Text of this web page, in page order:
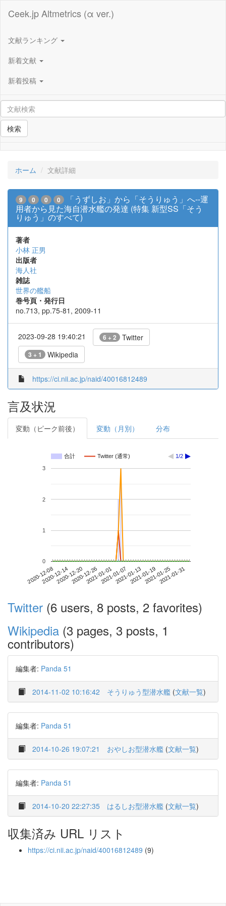
Ceek.jp Altmetrics (α ver.)
文献ランキング
新着文献
新着投稿
検索
ホーム 文献詳細
9 0 0 0
「うずしお」から「そうりゅう」へ--運
用者から見た海自潜水艦の発達 (特集 新型SS「そう
りゅう」のすべて)
著者
小林 正男
出版者
海人社
雑誌
世界の艦船
巻号頁・発行日
no.713, pp.75-81, 2009-11
2023-09-28 19:40:21 6 + 2 Twitter
3 + 1 Wikipedia
https://ci.nii.ac.jp/naid/40016812489
言及状況
変動（ピーク前後） 変動（月別） 分布
合計 Twitter (通常) 1/2
2020-12-082020-12-142020-12-202020-12-262021-01-012021-01-072021-01-132021-01-192021-01-252021-01-31
0
1
2
3
Twitter (6 users, 8 posts, 2 favorites)
Wikipedia (3 pages, 3 posts, 1
contributors)
編集者: Panda 51
2014-11-02 10:16:42 そうりゅう型潜水艦 (文献一覧)
編集者: Panda 51
2014-10-26 19:07:21 おやしお型潜水艦 (文献一覧)
編集者: Panda 51
2014-10-20 22:27:35 はるしお型潜水艦 (文献一覧)
収集済み URL リスト
https://ci.nii.ac.jp/naid/40016812489 (9)